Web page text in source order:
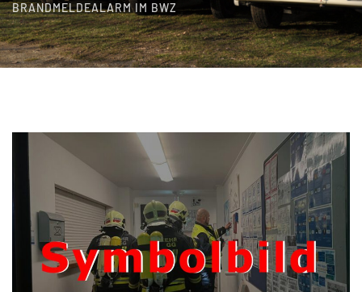
BRANDMELDEALARM IM BWZ